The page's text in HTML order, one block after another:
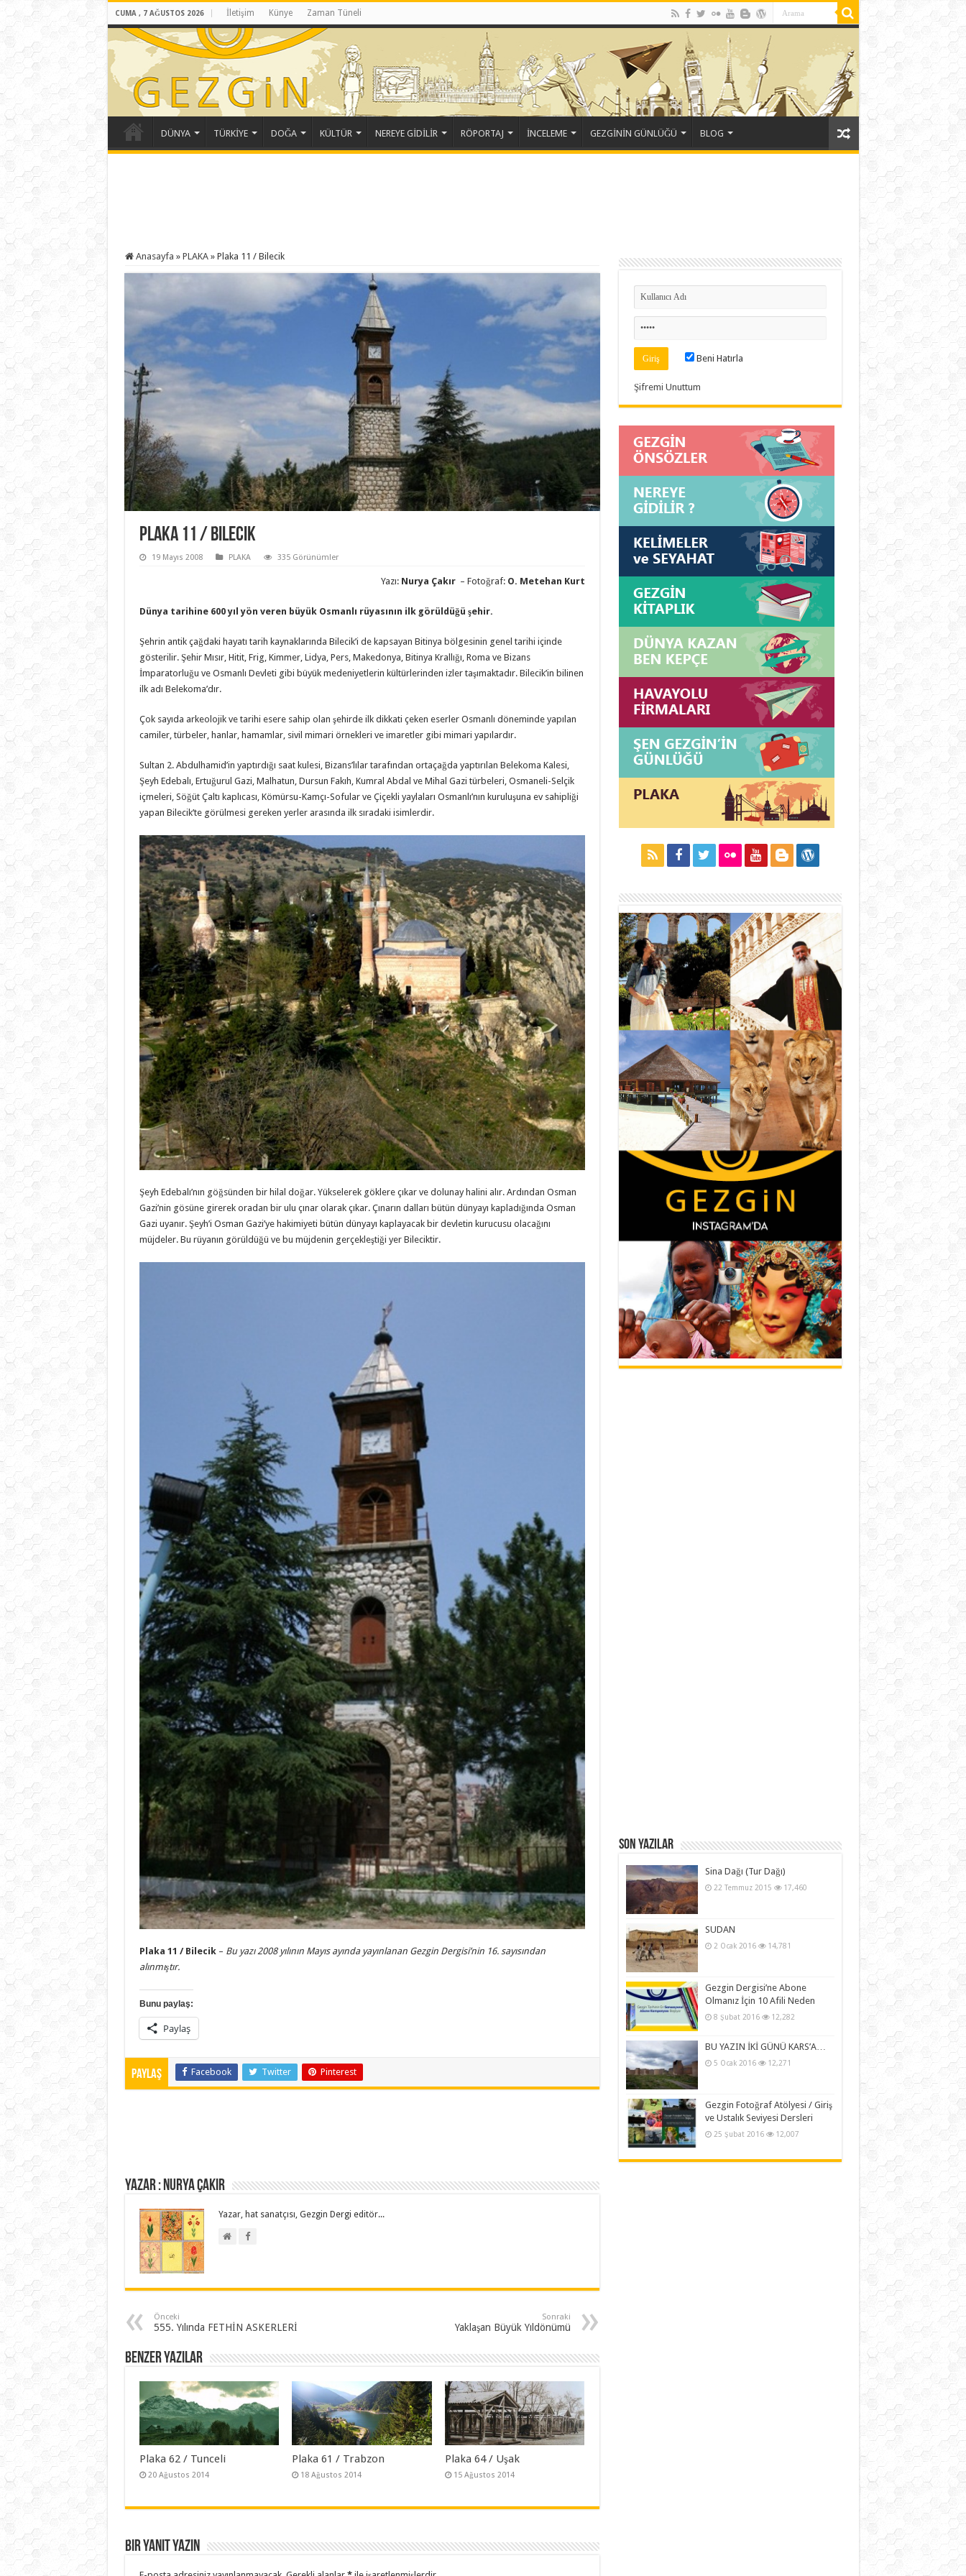
CUMA , 7 AĞUSTOS 2026 İletişim Künye Zaman Tüneli
DÜNYA TÜRKİYE DOĞA KÜLTÜR NEREYE GİDİLİR RÖPORTAJ İNCELEME GEZGİNİN GÜNLÜĞÜ BLOG
Anasayfa » PLAKA » Plaka 11 / Bilecik
Plaka 11 / Bilecik
19 Mayıs 2008 PLAKA 335 Görünümler
Yazı:Nurya Çakır– Fotoğraf: O. Metehan Kurt
Dünya tarihine 600 yıl yön veren büyük Osmanlı rüyasının ilk görüldüğü şehir.
Şehrin antik çağdaki hayatı tarih kaynaklarında Bilecik’i de kapsayan Bitinya bölgesinin genel tarihi içinde
gösterilir. Şehir Mısır, Hitit, Frig, Kimmer, Lidya, Pers, Makedonya, Bitinya Krallığı, Roma ve Bizans
İmparatorluğu ve Osmanlı Devleti gibi büyük medeniyetlerin kültürlerinden izler taşımaktadır. Bilecik’in bilinen
ilk adı Belekoma’dır.
Çok sayıda arkeolojik ve tarihi esere sahip olan şehirde ilk dikkati çeken eserler Osmanlı döneminde yapılan
camiler, türbeler, hanlar, hamamlar, sivil mimari örnekleri ve imaretler gibi mimari yapılardır.
Sultan 2. Abdulhamid’in yaptırdığı saat kulesi, Bizans’lılar tarafından ortaçağda yaptırılan Belekoma Kalesi,
Şeyh Edebalı, Ertuğurul Gazi, Malhatun, Dursun Fakıh, Kumral Abdal ve Mihal Gazi türbeleri, Osmaneli-Selçik
içmeleri, Söğüt Çaltı kaplıcası, Kömürsu-Kamçı-Sofular ve Çiçekli yaylaları Osmanlı’nın kuruluşuna ev sahipliği
yapan Bilecik’te görülmesi gereken yerler arasında ilk sıradaki isimlerdir.
Şeyh Edebalı’nın göğsünden bir hilal doğar. Yükselerek göklere çıkar ve dolunay halini alır. Ardından Osman
Gazi’nin gösüne girerek oradan bir ulu çınar olarak çıkar. Çınarın dalları bütün dünyayı kapladığında Osman
Gazi uyanır. Şeyh’i Osman Gazi’ye hakimiyeti bütün dünyayı kaplayacak bir devletin kurucusu olacağını
müjdeler. Bu rüyanın görüldüğü ve bu müjdenin gerçekleştiği yer Bileciktir.
Plaka 11 / Bilecik– Bu yazı 2008 yılınınMayıs ayında yayınlanan Gezgin Dergisi’nin 16. sayısından
alınmıştır.
Bunu paylaş:
Paylaş
Paylaş Facebook Twitter Pinterest
Yazar : NURYA ÇAKIR
Yazar, hat sanatçısı, Gezgin Dergi editör...
Önceki
555. Yılında FETHİN ASKERLERİ
Sonraki
Yaklaşan Büyük Yıldönümü
Benzer Yazılar
Plaka 62 / Tunceli
20 Ağustos 2014
Plaka 61 / Trabzon
18 Ağustos 2014
Plaka 64 / Uşak
15 Ağustos 2014
Bir yanıt yazın
Beni Hatırla
Şifremi Unuttum
Son Yazılar
Sina Dağı (Tur Dağı)
22 Temmuz 2015 17,460
SUDAN
2 Ocak 2016 14,781
Gezgin Dergisi’ne Abone
Olmanız İçin 10 Afili Neden
8 Şubat 2016 12,282
BU YAZIN İKİ GÜNÜ KARS’A…
5 Ocak 2016 12,271
Gezgin Fotoğraf Atölyesi / Giriş
ve Ustalık Seviyesi Dersleri
25 Şubat 2016 12,007